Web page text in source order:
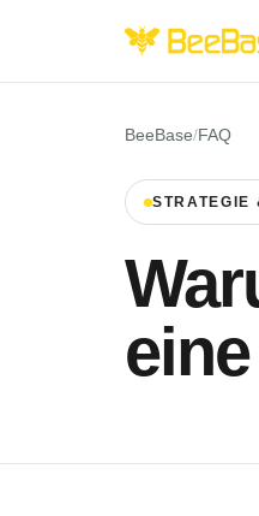
BeeBase/FAQ
STRATEGIE